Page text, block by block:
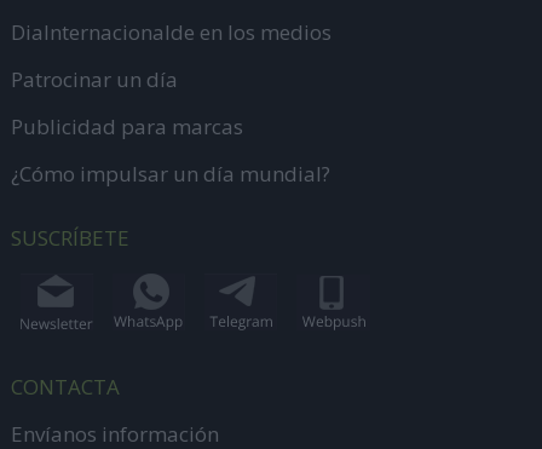
DiaInternacionalde en los medios
Patrocinar un día
Publicidad para marcas
¿Cómo impulsar un día mundial?
SUSCRÍBETE
CONTACTA
Envíanos información